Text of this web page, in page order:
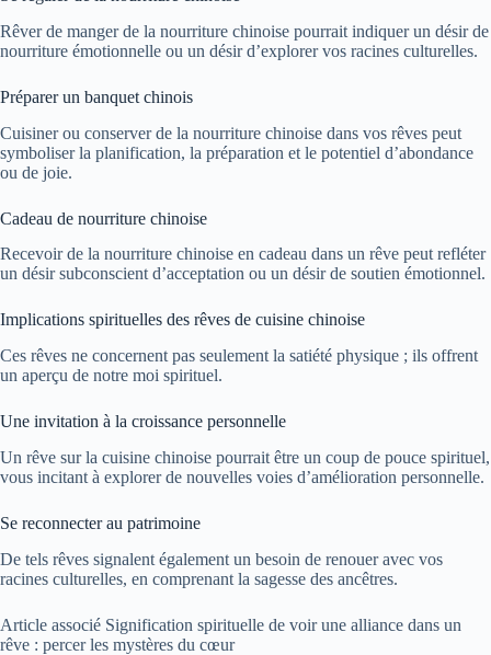
Rêver de manger de la nourriture chinoise pourrait indiquer un désir de
nourriture émotionnelle ou un désir d’explorer vos racines culturelles.
Préparer un banquet chinois
Cuisiner ou conserver de la nourriture chinoise dans vos rêves peut
symboliser la planification, la préparation et le potentiel d’abondance
ou de joie.
Cadeau de nourriture chinoise
Recevoir de la nourriture chinoise en cadeau dans un rêve peut refléter
un désir subconscient d’acceptation ou un désir de soutien émotionnel.
Implications spirituelles des rêves de cuisine chinoise
Ces rêves ne concernent pas seulement la satiété physique ; ils offrent
un aperçu de notre moi spirituel.
Une invitation à la croissance personnelle
Un rêve sur la cuisine chinoise pourrait être un coup de pouce spirituel,
vous incitant à explorer de nouvelles voies d’amélioration personnelle.
Se reconnecter au patrimoine
De tels rêves signalent également un besoin de renouer avec vos
racines culturelles, en comprenant la sagesse des ancêtres.
Article associé Signification spirituelle de voir une alliance dans un
rêve : percer les mystères du cœur